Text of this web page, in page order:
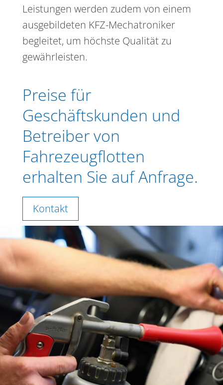
Leistungen werden zudem von einem
ausgebildeten KFZ-Mechatroniker
begleitet, um höchste Qualität zu
gewährleisten.
Preise für
Geschäftskunden und
Betreiber von
Fahrezeugflotten
erhalten Sie auf Anfrage.
Kontakt